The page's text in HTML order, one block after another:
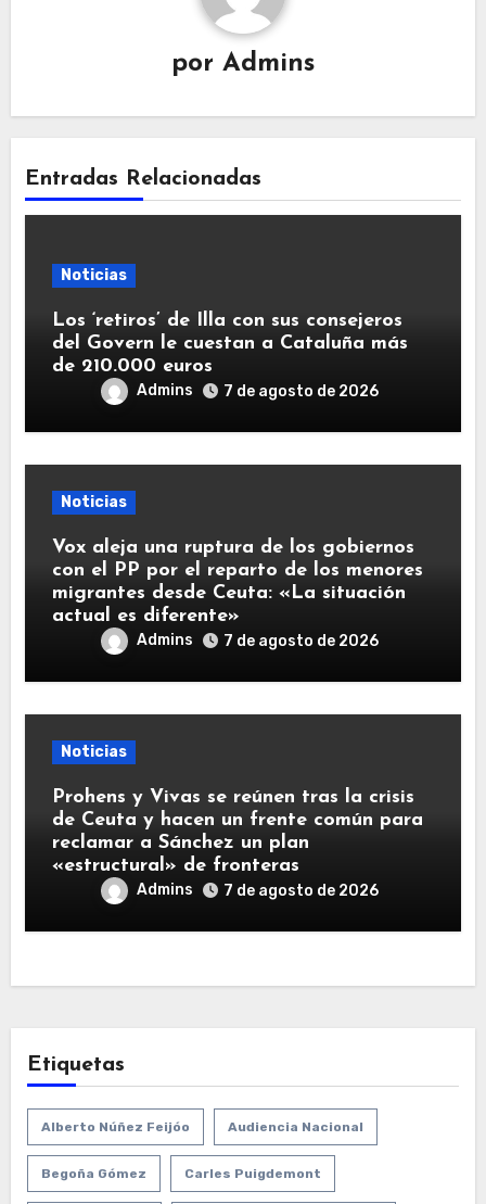
por Admins
Entradas Relacionadas
Noticias
Los ‘retiros’ de Illa con sus consejeros
del Govern le cuestan a Cataluña más
de 210.000 euros
Admins 7 de agosto de 2026
Noticias
Vox aleja una ruptura de los gobiernos
con el PP por el reparto de los menores
migrantes desde Ceuta: «La situación
actual es diferente»
Admins 7 de agosto de 2026
Noticias
Prohens y Vivas se reúnen tras la crisis
de Ceuta y hacen un frente común para
reclamar a Sánchez un plan
«estructural» de fronteras
Admins 7 de agosto de 2026
Etiquetas
Alberto Núñez Feijóo Audiencia Nacional
Begoña Gómez Carles Puigdemont